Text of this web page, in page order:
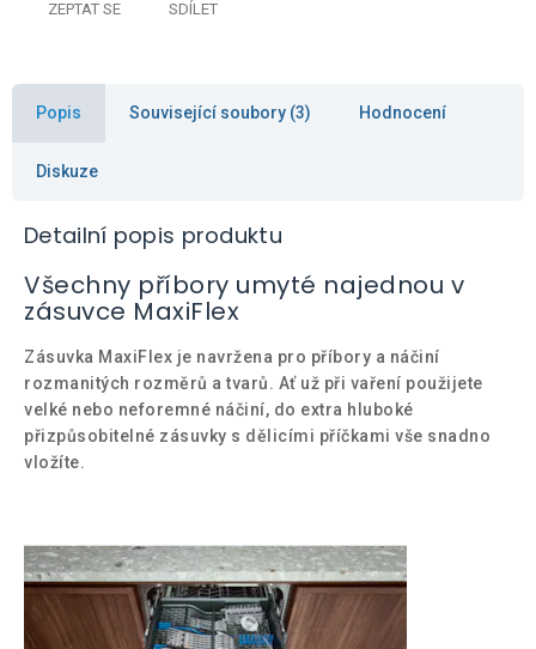
ZEPTAT SE SDÍLET
Popis Související soubory (3) Hodnocení
Diskuze
Detailní popis produktu
Všechny příbory umyté najednou v
zásuvce MaxiFlex
Zásuvka MaxiFlex je navržena pro příbory a náčiní
rozmanitých rozměrů a tvarů. Ať už při vaření použijete
velké nebo neforemné náčiní, do extra hluboké
přizpůsobitelné zásuvky s dělicími příčkami vše snadno
vložíte.